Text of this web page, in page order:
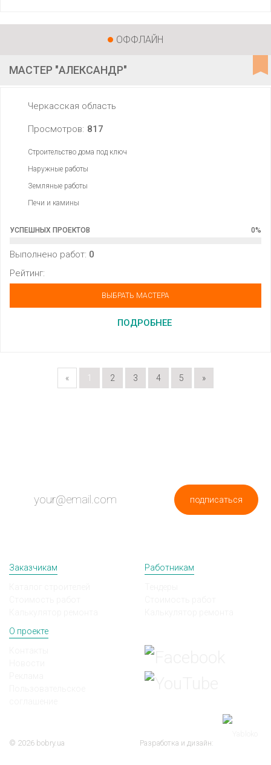
ОФФЛАЙН
МАСТЕР "АЛЕКСАНДР"
Черкасская область
Просмотров: 817
Строительство дома под ключ
Наружные работы
Земляные работы
Печи и камины
УСПЕШНЫХ ПРОЕКТОВ 0%
Выполнено работ: 0
Рейтинг:
ВЫБРАТЬ МАСТЕРА
ПОДРОБНЕЕ
« 1 2 3 4 5 »
подписаться
Заказчикам
Работникам
О проекте
© 2026 bobry.ua Разработка и дизайн: